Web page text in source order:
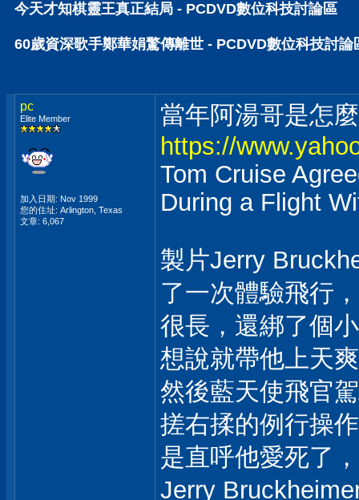
今天才知棋靈王真正結局 - PCDVD數位科技討論區
60歲資深歌手鄭華娟驚傳離世 - PCDVD數位科技討論
pc
Elite Member
加入日期: Nov 1999
您的住址: Arlington, Texas
文章: 6,067
當年阿湯哥是怎
https://
Tom Cruise
During a Flight
製片Jerry
了一次體驗飛行
很長，還綁了個
想說就帶他上天
然後藍天使飛官
搓右揉的例行操
是直呼他愛死了
Jerry